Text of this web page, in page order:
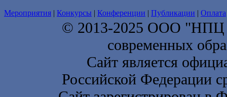
Мероприятия | Конкурсы | Конференции | Публикации | Оплата
© 2013-2025 ООО
современных
Сайт является
Российской Федерации